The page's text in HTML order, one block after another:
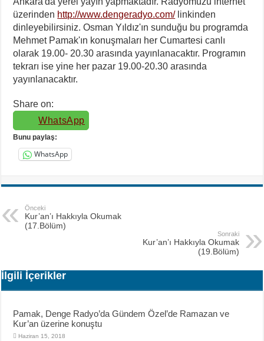
üzerinden http://www.dengeradyo.com/linkinden
dinleyebilirsiniz. Osman Yıldız'ın sunduğu bu programda
Mehmet Pamak'ın konuşmaları her Cumartesi canlı
olarak 19.00- 20.30 arasında yayınlanacaktır. Programın
tekrarı ise yine her pazar 19.00-20.30 arasında
yayınlanacaktır.
Share on:
WhatsApp
Bunu paylaş:
WhatsApp
Önceki
Kur’an’ı Hakkıyla Okumak
(17.Bölüm)
Sonraki
Kur’an’ı Hakkıyla Okumak
(19.Bölüm)
İlgili İçerikler
Pamak, Denge Radyo’da Gündem Özel’de Ramazan ve
Kur’an üzerine konuştu
Haziran 15, 2018